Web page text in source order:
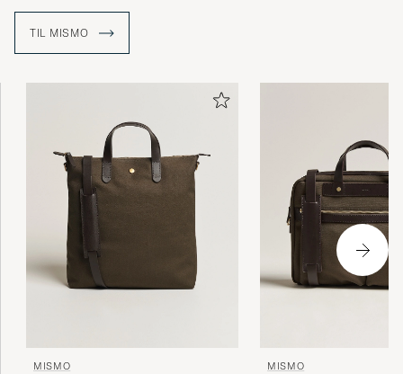
TIL MISMO
MISMO MISMO